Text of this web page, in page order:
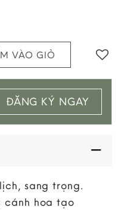
quantity
VÀO GIỎ
Add to
wishlist
ĐĂNG KÝ NGAY
sang trọng.
cánh hoa tạo